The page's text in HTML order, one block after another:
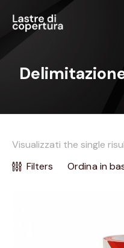
Visualizzati the single
Filters